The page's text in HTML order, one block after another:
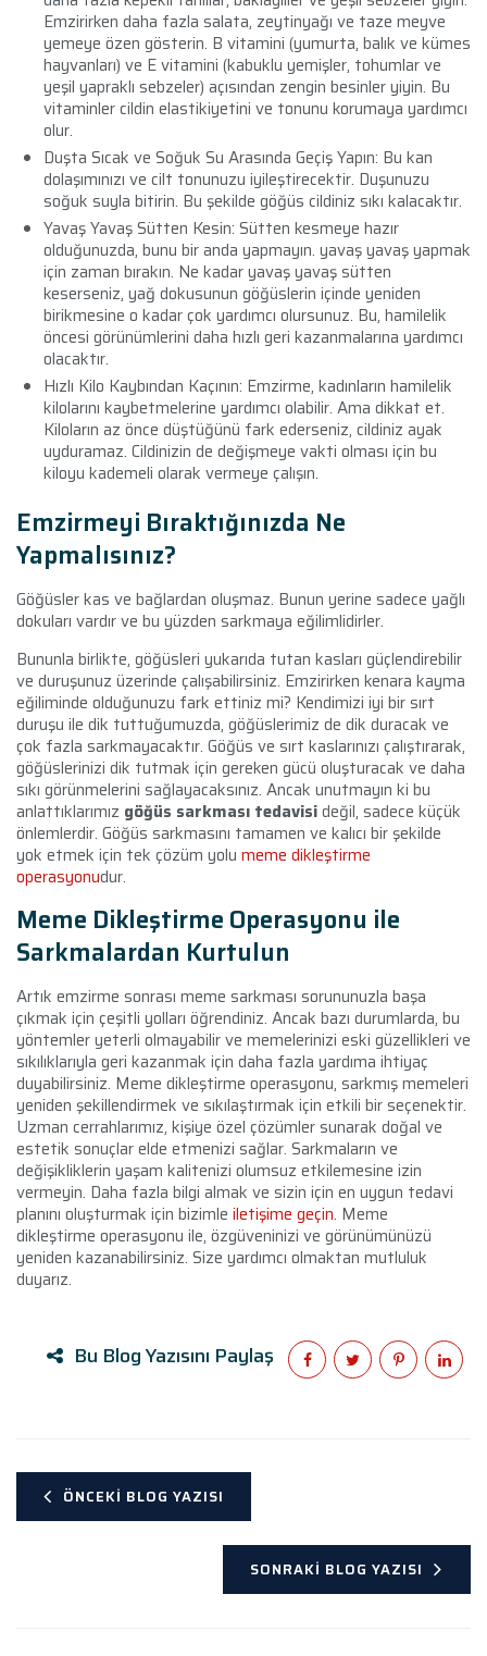
Emzirirken daha fazla salata, zeytinyağı ve taze meyve
yemeye özen gösterin. B vitamini (yumurta, balık ve kümes
hayvanları) ve E vitamini (kabuklu yemişler, tohumlar ve
yeşil yapraklı sebzeler) açısından zengin besinler yiyin. Bu
vitaminler cildin elastikiyetini ve tonunu korumaya yardımcı
olur.
Duşta Sıcak ve Soğuk Su Arasında Geçiş Yapın: Bu kan
dolaşımınızı ve cilt tonunuzu iyileştirecektir. Duşunuzu
soğuk suyla bitirin. Bu şekilde göğüs cildiniz sıkı kalacaktır.
Yavaş Yavaş Sütten Kesin: Sütten kesmeye hazır
olduğunuzda, bunu bir anda yapmayın. yavaş yavaş yapmak
için zaman bırakın. Ne kadar yavaş yavaş sütten
keserseniz, yağ dokusunun göğüslerin içinde yeniden
birikmesine o kadar çok yardımcı olursunuz. Bu, hamilelik
öncesi görünümlerini daha hızlı geri kazanmalarına yardımcı
olacaktır.
Hızlı Kilo Kaybından Kaçının: Emzirme, kadınların hamilelik
kilolarını kaybetmelerine yardımcı olabilir. Ama dikkat et.
Kiloların az önce düştüğünü fark ederseniz, cildiniz ayak
uyduramaz. Cildinizin de değişmeye vakti olması için bu
kiloyu kademeli olarak vermeye çalışın.
Emzirmeyi Bıraktığınızda Ne
Yapmalısınız?
Göğüsler kas ve bağlardan oluşmaz. Bunun yerine sadece yağlı
dokuları vardır ve bu yüzden sarkmaya eğilimlidirler.
Bununla birlikte, göğüsleri yukarıda tutan kasları güçlendirebilir
ve duruşunuz üzerinde çalışabilirsiniz. Emzirirken kenara kayma
eğiliminde olduğunuzu fark ettiniz mi? Kendimizi iyi bir sırt
duruşu ile dik tuttuğumuzda, göğüslerimiz de dik duracak ve
çok fazla sarkmayacaktır. Göğüs ve sırt kaslarınızı çalıştırarak,
göğüslerinizi dik tutmak için gereken gücü oluşturacak ve daha
sıkı görünmelerini sağlayacaksınız. Ancak unutmayın ki bu
anlattıklarımız göğüs sarkması tedavisideğil, sadece küçük
önlemlerdir. Göğüs sarkmasını tamamen ve kalıcı bir şekilde
yok etmek için tek çözüm yolu meme dikleştirme
operasyonudur.
Meme Dikleştirme Operasyonu ile
Sarkmalardan Kurtulun
Artık emzirme sonrası meme sarkması sorununuzla başa
çıkmak için çeşitli yolları öğrendiniz. Ancak bazı durumlarda, bu
yöntemler yeterli olmayabilir ve memelerinizi eski güzellikleri ve
sıkılıklarıyla geri kazanmak için daha fazla yardıma ihtiyaç
duyabilirsiniz. Meme dikleştirme operasyonu, sarkmış memeleri
yeniden şekillendirmek ve sıkılaştırmak için etkili bir seçenektir.
Uzman cerrahlarımız, kişiye özel çözümler sunarak doğal ve
estetik sonuçlar elde etmenizi sağlar. Sarkmaların ve
değişikliklerin yaşam kalitenizi olumsuz etkilemesine izin
vermeyin. Daha fazla bilgi almak ve sizin için en uygun tedavi
planını oluşturmak için bizimle iletişime geçin. Meme
dikleştirme operasyonu ile, özgüveninizi ve görünümünüzü
yeniden kazanabilirsiniz. Size yardımcı olmaktan mutluluk
duyarız.
Bu Blog Yazısını Paylaş
ÖNCEKI BLOG YAZISI
SONRAKI BLOG YAZISI